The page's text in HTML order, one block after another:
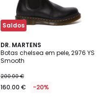
Saldos
DR. MARTENS
Botas chelsea em pele, 2976 YS
Smooth
200.00 €
160.00 € -20%
4,4
/ 5